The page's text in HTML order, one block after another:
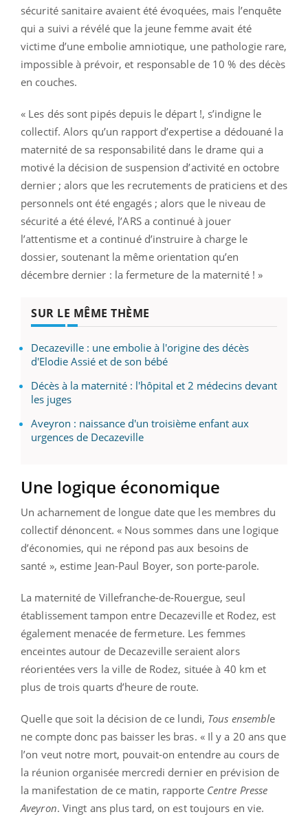
sécurité sanitaire avaient été évoquées, mais l’enquête
qui a suivi a révélé que la jeune femme avait été
victime d’une embolie amniotique, une pathologie rare,
impossible à prévoir, et responsable de 10 % des décès
en couches.
« Les dés sont pipés depuis le départ !, s’indigne le
collectif. Alors qu’un rapport d’expertise a dédouané la
maternité de sa responsabilité dans le drame qui a
motivé la décision de suspension d’activité en octobre
dernier ; alors que les recrutements de praticiens et des
personnels ont été engagés ; alors que le niveau de
sécurité a été élevé, l’ARS a continué à jouer
l’attentisme et a continué d’instruire à charge le
dossier, soutenant la même orientation qu’en
décembre dernier : la fermeture de la maternité ! »
SUR LE MÊME THÈME
Decazeville : une embolie à l'origine des décès
d'Elodie Assié et de son bébé
Décès à la maternité : l'hôpital et 2 médecins devant
les juges
Aveyron : naissance d'un troisième enfant aux
urgences de Decazeville
Une logique économique
Un acharnement de longue date que les membres du
collectif dénoncent. « Nous sommes dans une logique
d’économies, qui ne répond pas aux besoins de
santé », estime Jean-Paul Boyer, son porte-parole.
La maternité de Villefranche-de-Rouergue, seul
établissement tampon entre Decazeville et Rodez, est
également menacée de fermeture. Les femmes
enceintes autour de Decazeville seraient alors
réorientées vers la ville de Rodez, située à 40 km et
plus de trois quarts d’heure de route.
Quelle que soit la décision de ce lundi, Tous ensemble
ne compte donc pas baisser les bras. « Il y a 20 ans que
l’on veut notre mort, pouvait-on entendre au cours de
la réunion organisée mercredi dernier en prévision de
la manifestation de ce matin, rapporte Centre Presse
Aveyron. Vingt ans plus tard, on est toujours en vie.